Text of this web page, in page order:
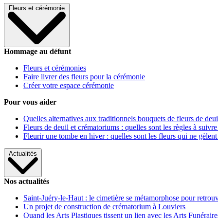
Fleurs et cérémonie
Hommage au défunt
Fleurs et cérémonies
Faire livrer des fleurs pour la cérémonie
Créer votre espace cérémonie
Pour vous aider
Quelles alternatives aux traditionnels bouquets de fleurs de
Fleurs de deuil et crématoriums : quelles sont les règles à
Fleurir une tombe en hiver : quelles sont les fleurs qui ne gèlent
Actualités
Nos actualités
Saint-Juéry-le-Haut : le cimetière se métamorphose pour
Un projet de construction de crématorium à Louviers
Quand les Arts Plastiques tissent un lien avec les Arts